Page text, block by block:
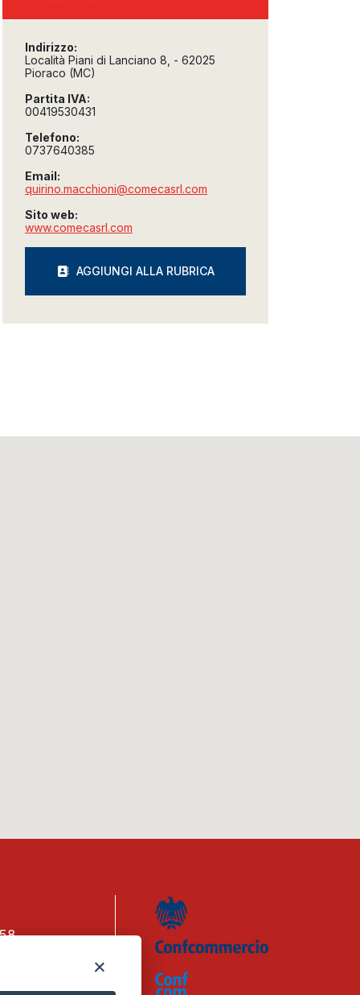
Indirizzo:
Località Piani di Lanciano 8, - 62025
Pioraco (MC)
Partita IVA:
00419530431
Telefono:
0737640385
Email:
quirino.macchioni@comecasrl.com
Sito web:
www.comecasrl.com
AGGIUNGI ALLA RUBRICA